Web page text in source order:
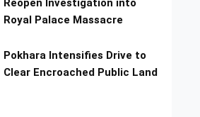
Reopen Investigation into
Royal Palace Massacre
Pokhara Intensifies Drive to
Clear Encroached Public Land